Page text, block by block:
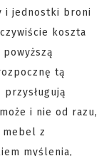
i jednostki broni
koszta
tą
i nie od razu,
mebel z
myślenia,